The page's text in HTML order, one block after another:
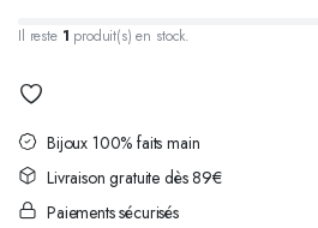
Il reste 1 produit(s) en stock.
Bijoux 100% faits main
Livraison gratuite dès 89€
Paiements sécurisés